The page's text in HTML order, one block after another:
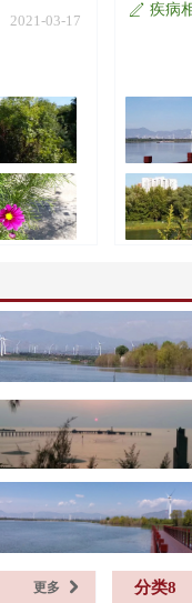
2021-03-17
ꄅ 疾病
分类8
更多 낑